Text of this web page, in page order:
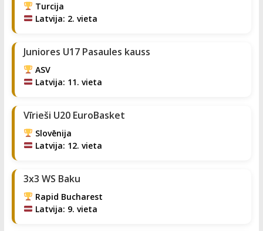
Turcija
Latvija: 2. vieta
Juniores U17 Pasaules kauss
ASV
Latvija: 11. vieta
Vīrieši U20 EuroBasket
Slovēnija
Latvija: 12. vieta
3x3 WS Baku
Rapid Bucharest
Latvija: 9. vieta